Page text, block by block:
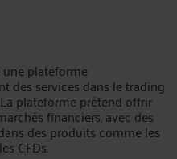
une plateforme
des services dans le trading
plateforme prétend offrir
financiers, avec des
des produits comme les
CFDs.